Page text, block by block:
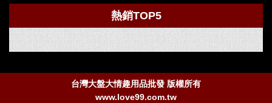
熱銷TOP5
台灣大盤大情趣用品批發 版權所有
www.love99.com.tw